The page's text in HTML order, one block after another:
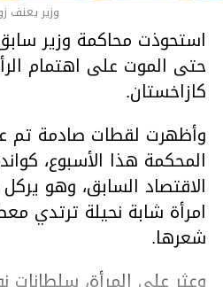
وزير يعنف
استحوذت محاكمة وزير
حتى الموت على اهتمام
كازاخستان.
وأظهرت لقطات صادمة تم
المحكمة هذا الأسبوع،
الاقتصاد السابق، وهو
امرأة شابة نحيلة ترتدي
شعرها.